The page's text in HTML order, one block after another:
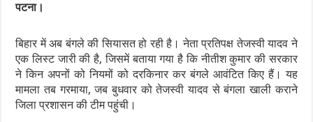
पटना।
बिहार में अब बंगले की सियासत हो रही है। नेता प्रतिपक्ष तेजस्‍वी यादव ने
एक लिस्‍ट जारी की है, जिसमें बताया गया है कि नीतीश कुमार की सरकार
ने किन अपनों को नियमों को दरकिनार कर बंगले आवंटित किए हैं। यह
मामला तब गरमाया, जब बुधवार को तेजस्‍वी यादव से बंगला खाली कराने
जिला प्रशासन की टीम पहुंची।